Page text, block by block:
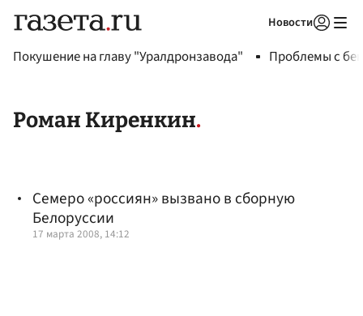
Новости
Покушение на главу "Уралдронзавода" Проблемы с
Роман Киренкин
Семеро «россиян» вызвано в сборную
Белоруссии
17 марта 2008, 14:12